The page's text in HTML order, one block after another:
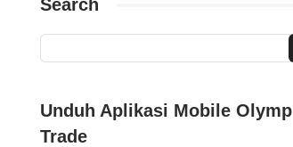
Search
Unduh Aplikasi Mobile Olymp
Trade